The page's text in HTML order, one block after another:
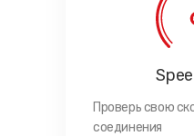
Проверь свою
соединения